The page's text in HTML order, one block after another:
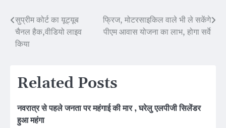
Post
navigation
सुप्रीम कोर्ट का यूट्यूब
चैनल हैक,वीडियो लाइव
किया
फ्रिज, मोटरसाइकिल वाले भी ले सकेंगे
पीएम आवास योजना का लाभ, होगा सर्वे
Related Posts
नवरात्र से पहले जनता पर महंगाई की मार , घरेलु एलपीजी सिलेंडर
हुआ महंगा